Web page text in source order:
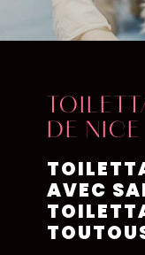
DE NICE
AVEC